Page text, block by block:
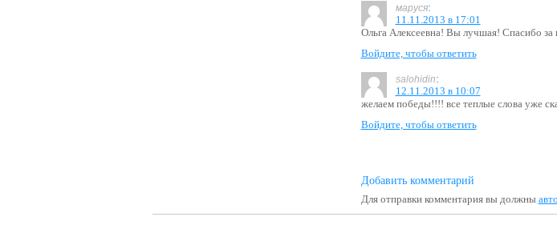
маруся:
11.11.2013 в 17:01
Ольга Алексеевна! Вы лучшая! Спасибо за
Войдите, чтобы ответить
salohidin:
12.11.2013 в 10:07
желаем победы!!!! все теплые слова уже
Войдите, чтобы ответить
Добавить комментарий
Для отправки комментария вы должны